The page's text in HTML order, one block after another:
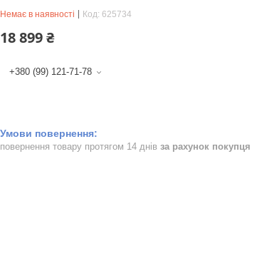
Немає в наявності Код: 625734
18 899 ₴
+380 (99) 121-71-78
повернення товару протягом 14 днів за рахунок покупця